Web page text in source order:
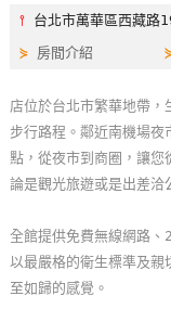
紅
你
玩
樂
圖
顧
⫯ 台北市萬華區西藏路
⋟ 房間介紹
店位於台北市繁華地帶
步行路程。鄰近南機場夜
點，從夜市到商圈，讓您
論是觀光旅遊或是出差洽
全館提供免費無線網路
以最嚴格的衛生標準及親
至如歸的感覺。